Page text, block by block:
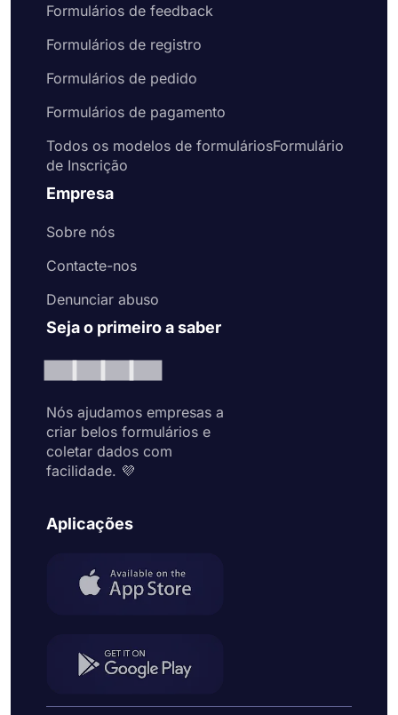
Formulários de feedback
Formulários de registro
Formulários de pedido
Formulários de pagamento
Todos os modelos de formuláriosFormulário
de Inscrição
Empresa
Sobre nós
Contacte-nos
Denunciar abuso
Seja o primeiro a saber
Nós ajudamos empresas a
criar belos formulários e
coletar dados com
facilidade. 💜
Aplicações